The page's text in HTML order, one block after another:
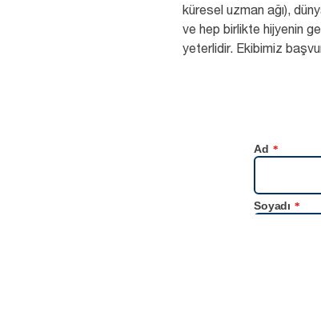
küresel uzman ağı),
ve hep birlikte hijyenin
yeterlidir. Ekibimiz